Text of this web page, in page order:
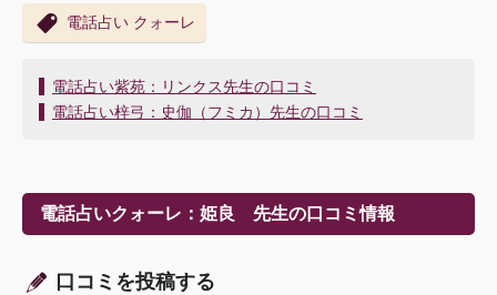
電話占い クォーレ
投
稿
ー
シ
ン
電話占い紫苑：リンクス先生の口コミ
電話占い梓弓：史伽（フミカ）先生の口コミ
電話占いクォーレ：姫良 先生の口コミ情報
口コミを投稿する